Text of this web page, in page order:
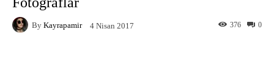
By Kayrapamir 4 Nisan 2017 0
376